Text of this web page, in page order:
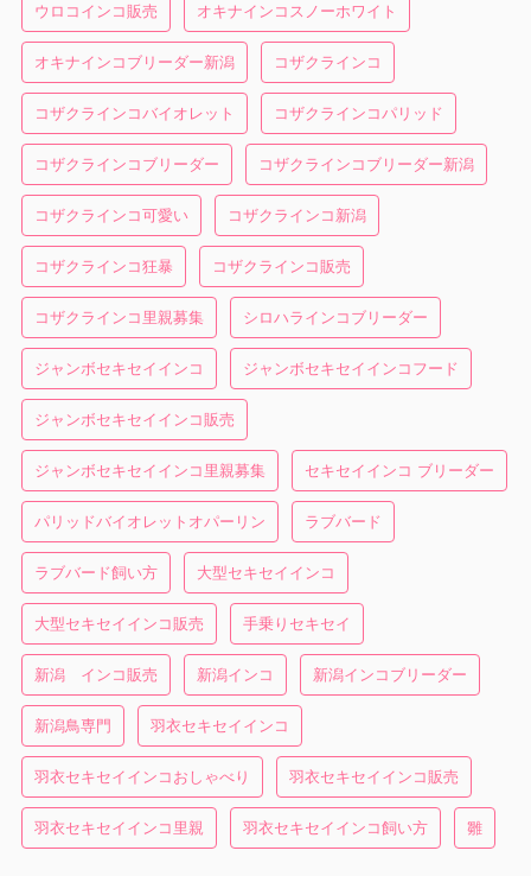
ウロコインコ販売 オキナインコスノーホワイト
オキナインコブリーダー新潟 コザクラインコ
コザクラインコバイオレット コザクラインコパリッド
コザクラインコブリーダー コザクラインコブリーダー新潟
コザクラインコ可愛い コザクラインコ新潟
コザクラインコ狂暴 コザクラインコ販売
コザクラインコ里親募集 シロハラインコブリーダー
ジャンボセキセイインコ ジャンボセキセイインコフード
ジャンボセキセイインコ販売
ジャンボセキセイインコ里親募集 セキセイインコ ブリーダー
パリッドバイオレットオパーリン ラブバード
ラブバード飼い方 大型セキセイインコ
大型セキセイインコ販売 手乗りセキセイ
新潟 インコ販売 新潟インコ 新潟インコブリーダー
新潟鳥専門 羽衣セキセイインコ
羽衣セキセイインコおしゃべり 羽衣セキセイインコ販売
羽衣セキセイインコ里親 羽衣セキセイインコ飼い方 雛